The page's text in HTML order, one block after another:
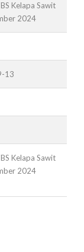
Kelapa Sawit
2024
13
Kelapa Sawit
2024